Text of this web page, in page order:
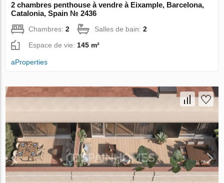
2 chambres penthouse à vendre à Eixample, Barcelona,
Catalonia, Spain № 2436
Chambres:2 Salles de bain:2
Espace de vie: 145 m²
aProperties